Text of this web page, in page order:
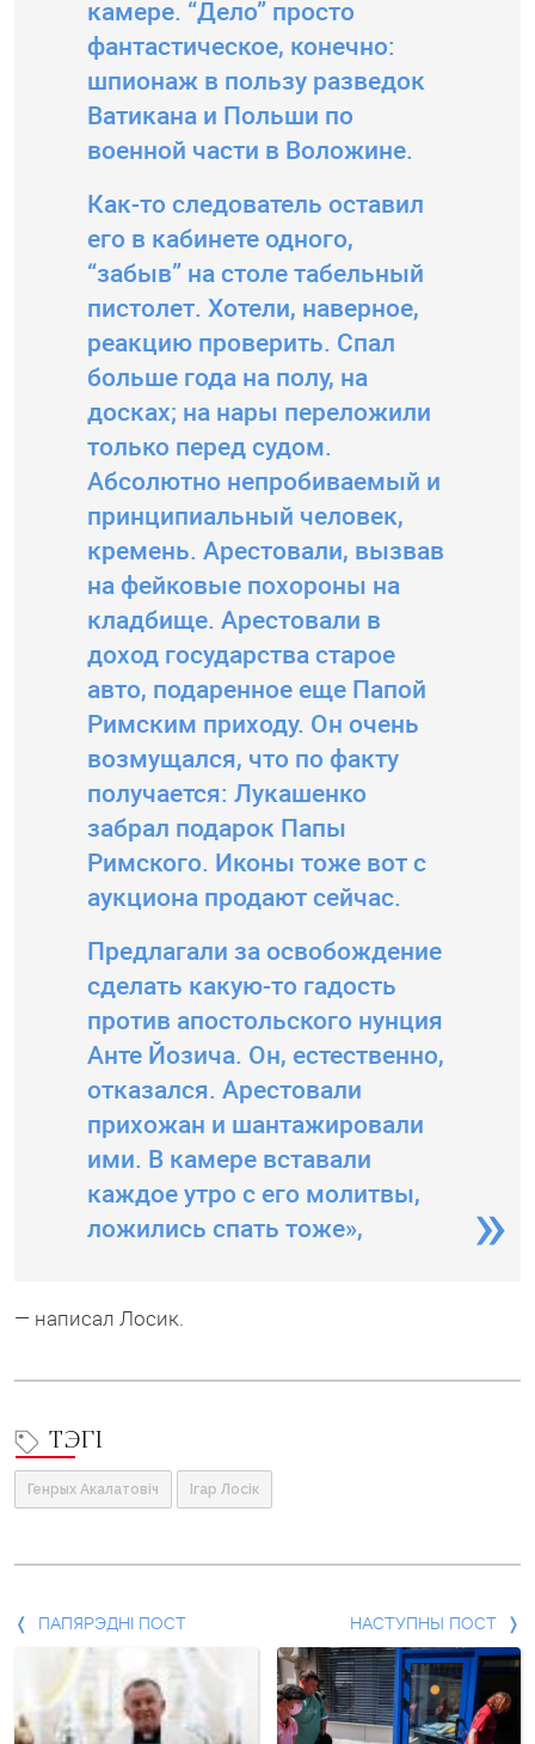
камере. “Дело” просто
фантастическое, конечно:
шпионаж в пользу разведок
Ватикана и Польши по
военной части в Воложине.
Как-то следователь оставил
его в кабинете одного,
“забыв” на столе табельный
пистолет. Хотели, наверное,
реакцию проверить. Спал
больше года на полу, на
досках; на нары переложили
только перед судом.
Абсолютно непробиваемый и
принципиальный человек,
кремень. Арестовали, вызвав
на фейковые похороны на
кладбище. Арестовали в
доход государства старое
авто, подаренное еще Папой
Римским приходу. Он очень
возмущался, что по факту
получается: Лукашенко
забрал подарок Папы
Римского. Иконы тоже вот с
аукциона продают сейчас.
Предлагали за освобождение
сделать какую-то гадость
против апостольского нунция
Анте Йозича. Он, естественно,
отказался. Арестовали
прихожан и шантажировали
ими. В камере вставали
каждое утро с его молитвы,
ложились спать тоже»,
— написал Лосик.
ТЭГІ
Генрых Акалатовіч Ігар Лосік
Папярэдні
і
ПАПЯРЭДНІ ПОСТ НАСТУПНЫ ПОСТ